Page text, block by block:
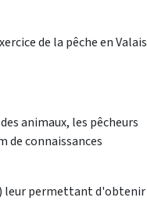
de la pêche en Valais
animaux, les pêcheurs
de connaissances
leur permettant d'obtenir